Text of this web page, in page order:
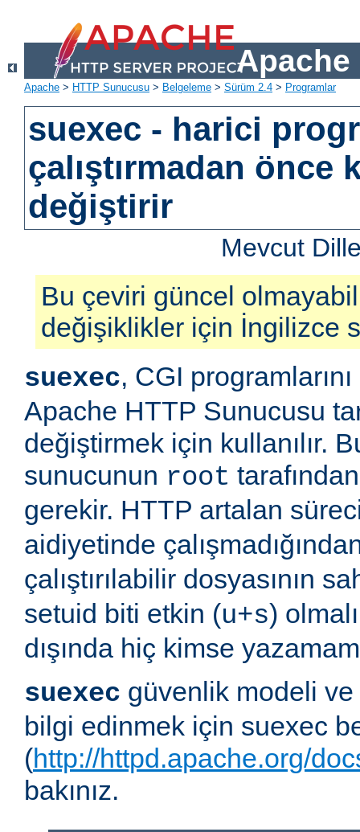
Apache
Apache > HTTP Sunucusu > Belgeleme > Sürüm 2.4 > Programlar
suexec - harici
çalıştırmadan önce
değiştirir
Mevcut
Bu çeviri güncel
değişiklikler için İngilizce
suexec, CGI
Apache HTTP Sunucusu
değiştirmek için kullanılır.
sunucunun root
gerekir. HTTP artalan
aidiyetinde
çalıştırılabilir dosyasının
setuid biti etkin (u+s)
dışında hiç kimse
suexec güvenlik modeli
bilgi edinmek için suexec
(http://httpd.apache.org/
bakınız.